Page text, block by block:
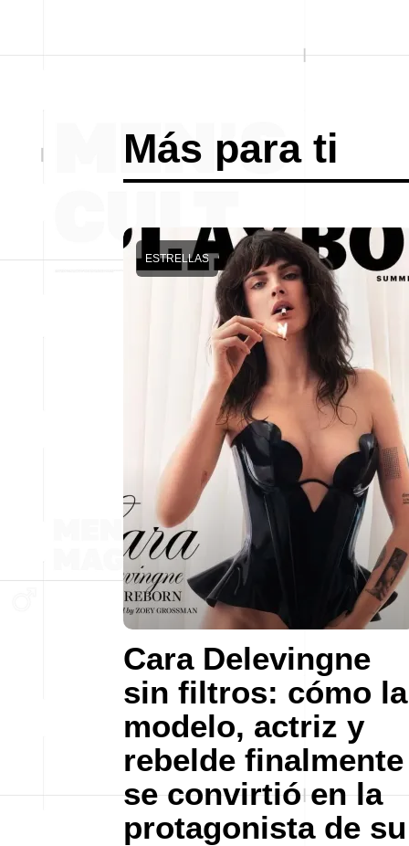
Más para ti
Cara Delevingne
sin filtros: cómo la
modelo, actriz y
rebelde finalmente
se convirtió en la
protagonista de su
ESTRELLAS